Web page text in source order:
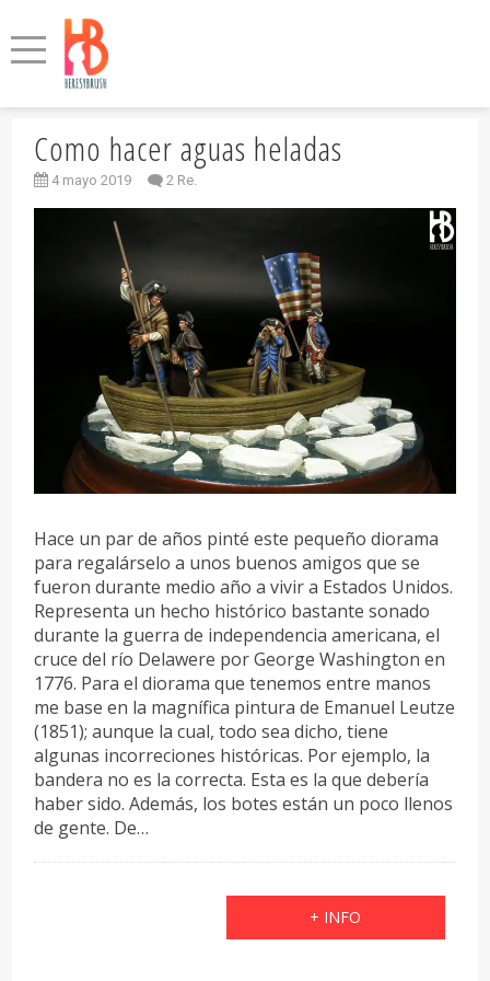
Como hacer aguas heladas
4 mayo 2019 2 Re.
Hace un par de años pinté este pequeño diorama
para regalárselo a unos buenos amigos que se
fueron durante medio año a vivir a Estados Unidos.
Representa un hecho histórico bastante sonado
durante la guerra de independencia americana, el
cruce del río Delawere por George Washington en
1776. Para el diorama que tenemos entre manos
me base en la magnífica pintura de Emanuel Leutze
(1851); aunque la cual, todo sea dicho, tiene
algunas incorreciones históricas. Por ejemplo, la
bandera no es la correcta. Esta es la que debería
haber sido. Además, los botes están un poco llenos
de gente. De…
+ INFO